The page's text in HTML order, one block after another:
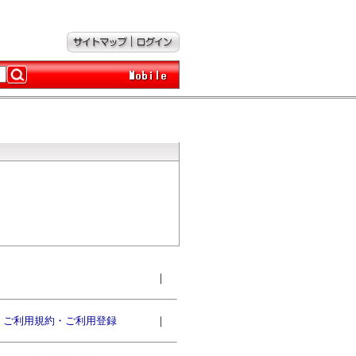
｜
ご利用規約・ご利用登録 ｜